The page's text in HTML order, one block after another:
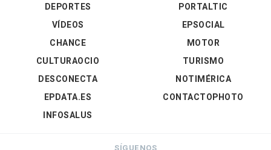
DEPORTES
VÍDEOS
PORTALTIC
EPSOCIAL
CHANCE
CULTURAOCIO
DESCONECTA
EPDATA.ES
INFOSALUS
MOTOR
TURISMO
NOTIMÉRICA
CONTACTOPHOTO